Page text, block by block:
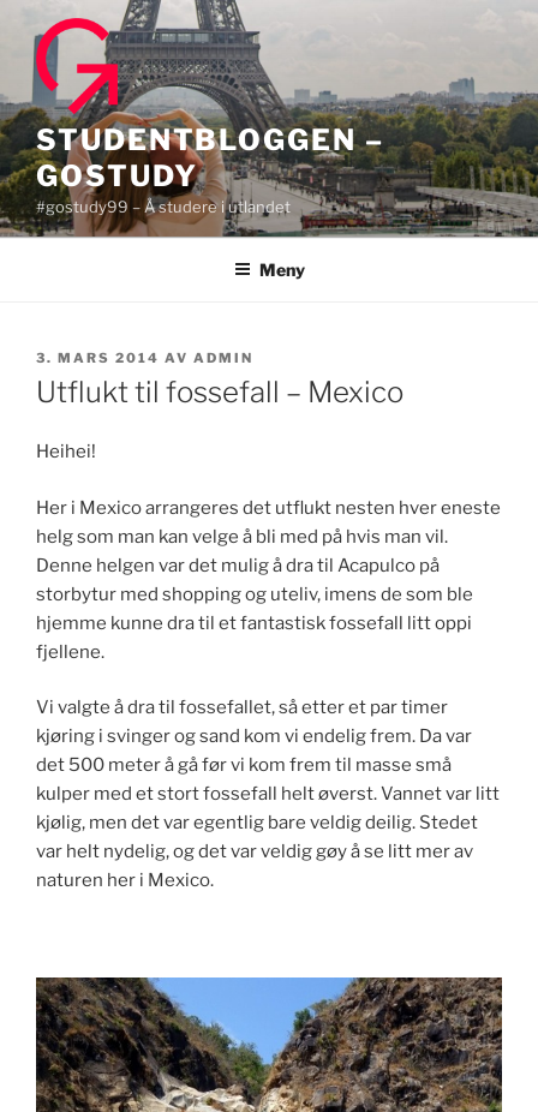
innhold
STUDENTBLOGGEN –
GOSTUDY
#gostudy99 – Å studere i utlandet
Meny
PUBLISERT
3. MARS 2014 AV ADMIN
Utflukt til fossefall – Mexico
Heihei!
Her i Mexico arrangeres det utflukt nesten hver eneste
helg som man kan velge å bli med på hvis man vil.
Denne helgen var det mulig å dra til Acapulco på
storbytur med shopping og uteliv, imens de som ble
hjemme kunne dra til et fantastisk fossefall litt oppi
fjellene.
Vi valgte å dra til fossefallet, så etter et par timer
kjøring i svinger og sand kom vi endelig frem. Da var
det 500 meter å gå før vi kom frem til masse små
kulper med et stort fossefall helt øverst. Vannet var litt
kjølig, men det var egentlig bare veldig deilig. Stedet
var helt nydelig, og det var veldig gøy å se litt mer av
naturen her i Mexico.